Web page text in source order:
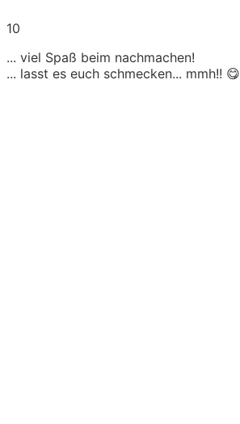
10
... viel Spaß beim nachmachen!
... lasst es euch schmecken... mmh!! 😋